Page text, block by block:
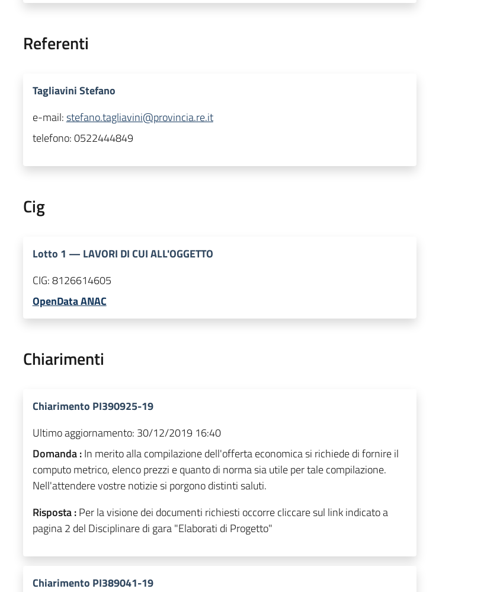
Referenti
Tagliavini Stefano
e-mail:stefano.tagliavini@provincia.re.it
telefono:0522444849
Cig
Lotto 1 — LAVORI DI CUI ALL'OGGETTO
CIG:8126614605
OpenData ANAC
Chiarimenti
Chiarimento PI390925-19
Ultimo aggiornamento: 30/12/2019 16:40
Domanda :In merito alla compilazione dell'offerta economica si richiede di fornire il
computo metrico, elenco prezzi e quanto di norma sia utile per tale compilazione.
Nell'attendere vostre notizie si porgono distinti saluti.
Risposta :Per la visione dei documenti richiesti occorre cliccare sul link indicato a
pagina 2 del Disciplinare di gara "Elaborati di Progetto"
Chiarimento PI389041-19